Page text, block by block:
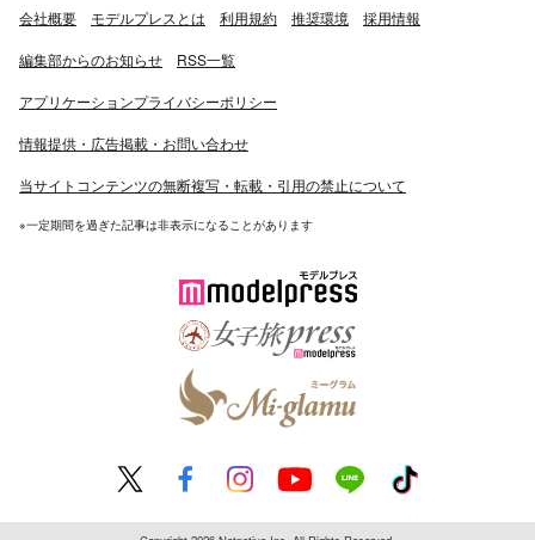
会社概要 モデルプレスとは 利用規約 推奨環境 採用情報
編集部からのお知らせ RSS一覧
アプリケーションプライバシーポリシー
情報提供・広告掲載・お問い合わせ
当サイトコンテンツの無断複写・転載・引用の禁止について
※一定期間を過ぎた記事は非表示になることがあります